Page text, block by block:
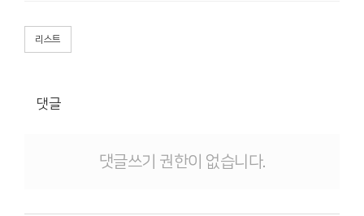
리스트
댓글
댓글쓰기 권한이 없습니다.